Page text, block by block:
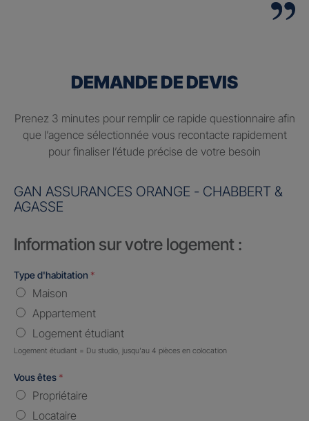
DEMANDE DE DEVIS
Prenez 3 minutes pour remplir ce rapide questionnaire afin
que l’agence sélectionnée vous recontacte rapidement
pour finaliser l’étude précise de votre besoin
GAN ASSURANCES ORANGE - CHABBERT &
AGASSE
Information sur votre logement :
Type d'habitation *
Maison
Appartement
Logement étudiant
Logement étudiant = Du studio, jusqu'au 4 pièces en colocation
Vous êtes *
Propriétaire
Locataire